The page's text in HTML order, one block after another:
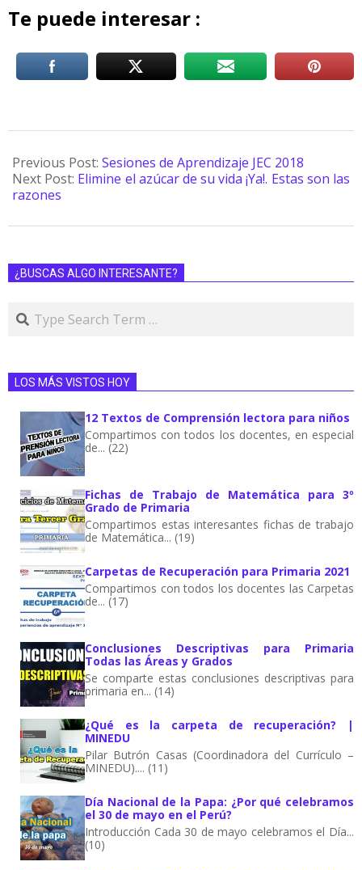
Te puede interesar :
Previous Post: Sesiones de Aprendizaje JEC 2018
Next Post: Elimine el azúcar de su vida ¡Ya!. Estas son las
razones
¿BUSCAS ALGO INTERESANTE?
LOS MÁS VISTOS HOY
12 Textos de Comprensión lectora para niños
Compartimos con todos los docentes, en especial
de... (22)
Fichas de Trabajo de Matemática para 3º
Grado de Primaria
Compartimos estas interesantes fichas de trabajo
de Matemática... (19)
Carpetas de Recuperación para Primaria 2021
Compartimos con todos los docentes las Carpetas
de... (17)
Conclusiones Descriptivas para Primaria
Todas las Áreas y Grados
Se comparte estas conclusiones descriptivas para
primaria en... (14)
¿Qué es la carpeta de recuperación? |
MINEDU
Pilar Butrón Casas (Coordinadora del Currículo –
MINEDU).... (11)
Día Nacional de la Papa: ¿Por qué celebramos
el 30 de mayo en el Perú?
Introducción Cada 30 de mayo celebramos el Día...
(10)